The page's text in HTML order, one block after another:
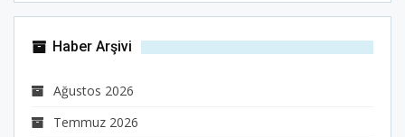
Haber Arşivi
Ağustos 2026
Temmuz 2026